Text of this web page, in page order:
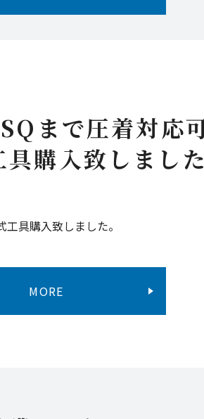
まで圧着対応可
購入致しました
具購入致しました。
MORE